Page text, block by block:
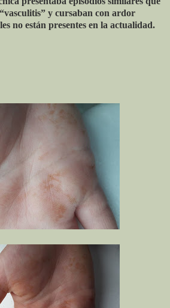
y cursaban con ardor
no están presentes en la actualidad.